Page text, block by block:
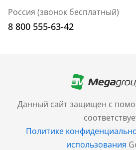
Данный сайт защищен с
Политике
использования
Россия (звонок бесплатный)
8 800 555-63-42
+7 (499) 705-30-10
Санкт-Петербург
+7 (812) 600-77-33
Барнаул